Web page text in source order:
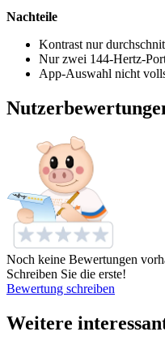
Nachteile
Kontrast nur
Nur zwei 144-Hertz-
App-Auswahl nicht
Noch keine Bewertungen
Schreiben Sie die erste!
Bewertung schreiben
Weitere